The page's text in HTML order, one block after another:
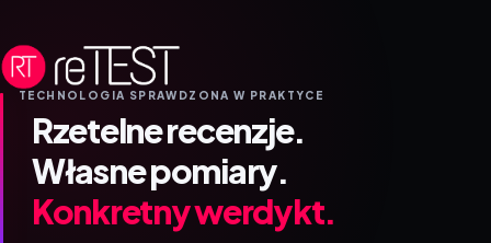
TECHNOLOGIA SPRAWDZONA W PRAKTYCE
Rzetelne recenzje.
Własne pomiary.
Konkretny werdykt.